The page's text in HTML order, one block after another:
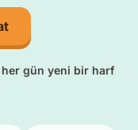
her gün yeni bir harf